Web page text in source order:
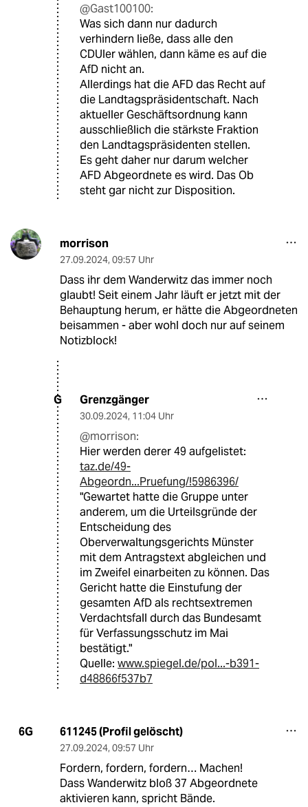
@Gast100100:
Was sich dann nur dadurch
verhindern ließe, dass alle den
CDUler wählen, dann käme es auf die
AfD nicht an.
Allerdings hat die AFD das Recht auf
die Landtagspräsidentschaft. Nach
aktueller Geschäftsordnung kann
ausschließlich die stärkste Fraktion
den Landtagspräsidenten stellen.
Es geht daher nur darum welcher
AFD Abgeordnete es wird. Das Ob
steht gar nicht zur Disposition.
morrison
27.09.2024, 09:57 Uhr
Dass ihr dem Wanderwitz das immer noch
glaubt! Seit einem Jahr läuft er jetzt mit der
Behauptung herum, er hätte die Abgeordneten
beisammen - aber wohl doch nur auf seinem
Notizblock!
G Grenzgänger
30.09.2024, 11:04 Uhr
@morrison:
Hier werden derer 49 aufgelistet:
taz.de/49-
Abgeordn...Pruefung/!5986396/
"Gewartet hatte die Gruppe unter
anderem, um die Urteilsgründe der
Entscheidung des
Oberverwaltungsgerichts Münster
mit dem Antragstext abgleichen und
im Zweifel einarbeiten zu können. Das
Gericht hatte die Einstufung der
gesamten AfD als rechtsextremen
Verdachtsfall durch das Bundesamt
für Verfassungsschutz im Mai
bestätigt."
Quelle: www.spiegel.de/pol...-b391-
d48866f537b7
6G 611245 (Profil gelöscht)
27.09.2024, 09:57 Uhr
Fordern, fordern, fordern… Machen!
Dass Wanderwitz bloß 37 Abgeordnete
aktivieren kann, spricht Bände.